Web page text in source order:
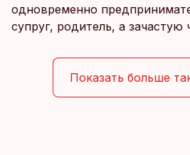
одновременно
супруг, родитель, а зачастую
Рабочие дни наполнены
ответственностью,
потоком информации, и даже
Показать больше